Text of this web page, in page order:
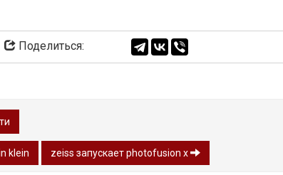
Поделиться:
klein zeiss запускает photofusion x